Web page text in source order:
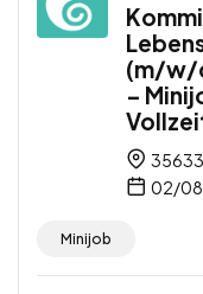
(m/w/
–
35633
02/
Minijob